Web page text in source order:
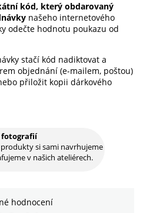
fotografií
si sami navrhujeme
v našich ateliérech.
kód, který obdarovaný
našeho internetového
odečte hodnotu poukazu od
stačí kód nadiktovat a
objednání (e-mailem, poštou)
přiložit kopii dárkového
hodnocení